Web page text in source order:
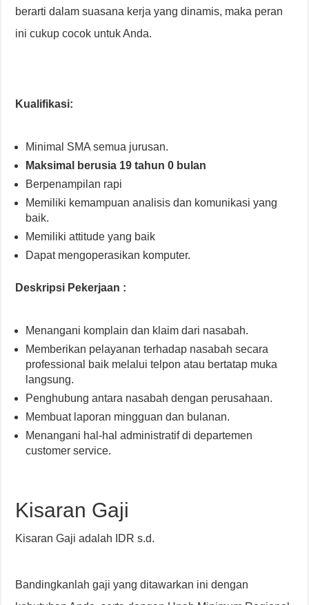
berarti dalam suasana kerja yang dinamis, maka peran
ini cukup cocok untuk Anda.
Kualifikasi:
​Minimal SMA semua jurusan.
Maksimal berusia 19 tahun 0 bulan
Berpenampilan rapi
Memiliki kemampuan analisis dan komunikasi yang
baik.
Memiliki attitude yang baik
Dapat mengoperasikan komputer.
Deskripsi Pekerjaan :
Menangani komplain dan klaim dari nasabah.
Memberikan pelayanan terhadap nasabah secara
professional baik melalui telpon atau bertatap muka
langsung.
Penghubung antara nasabah dengan perusahaan.
Membuat laporan mingguan dan bulanan.
Menangani hal-hal administratif di departemen
customer service.
Kisaran Gaji
Kisaran Gaji adalah IDR s.d.
Bandingkanlah gaji yang ditawarkan ini dengan